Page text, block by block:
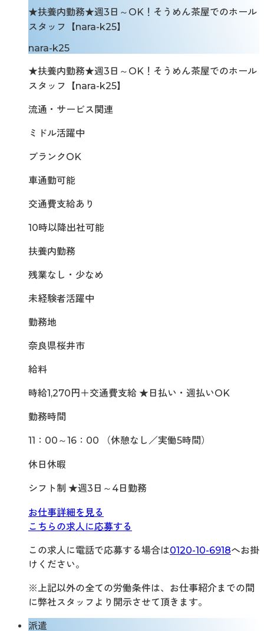
★扶養内勤務★週3日～OK！そうめん茶屋でのホール
スタッフ【nara-k25】
nara-k25
★扶養内勤務★週3日～OK！そうめん茶屋でのホール
スタッフ【nara-k25】
流通・サービス関連
ミドル活躍中
ブランクOK
車通勤可能
交通費支給あり
10時以降出社可能
扶養内勤務
残業なし・少なめ
未経験者活躍中
勤務地
奈良県桜井市
給料
時給1,270円＋交通費支給 ★日払い・週払いOK
勤務時間
11：00～16：00 （休憩なし／実働5時間）
休日休暇
シフト制 ★週3日～4日勤務
お仕事詳細を見る
こちらの求人に応募する
この求人に電話で応募する場合は0120-10-6918へお掛
けください。
※上記以外の全ての労働条件は、お仕事紹介までの間
に弊社スタッフより開示させて頂きます。
派遣